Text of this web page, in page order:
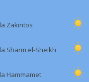
Zakintos
Sharm el-Sheikh
Hammamet